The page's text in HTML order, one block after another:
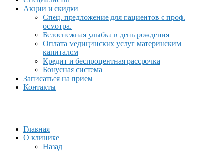
Акции и скидки
Спец. предложение для пациентов с проф.
осмотра.
Белоснежная улыбка в день рождения
Оплата медицинских услуг материнским
капиталом
Кредит и беспроцентная рассрочка
Бонусная система
Записаться на прием
Контакты
Главная
О клинике
Назад